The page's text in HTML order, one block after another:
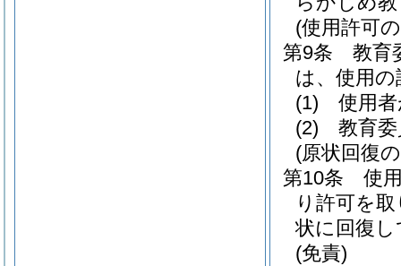
(使用許可
第9条
教育
は、使用
(1)
使用
(2)
教育
(原状回復
第10条
使
り許可を
状に回復
(免責)